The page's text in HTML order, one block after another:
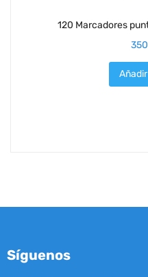
120 Marcadores
Síguenos